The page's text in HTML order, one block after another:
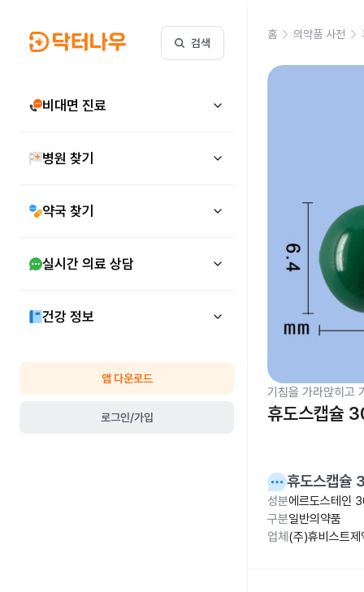
검색
비대면 진료
병원 찾기
약국 찾기
실시간 의료 상담
건강 정보
앱 다운로드
로그인/가입
홈 의약품 사전
기침을 가라앉히고
휴도스캡슐
휴도스캡
성분에르도스테인
구분일반의약품
업체 (주)휴비스트제